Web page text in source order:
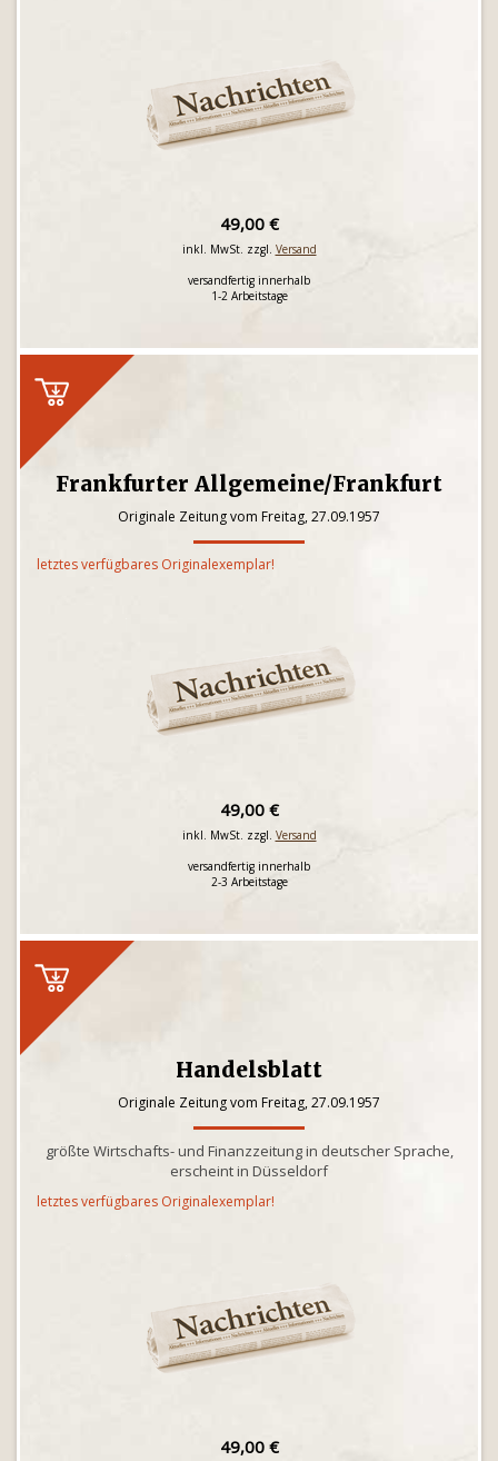
49,00 €
inkl. MwSt. zzgl. Versand
versandfertig innerhalb
1-2 Arbeitstage
Frankfurter Allgemeine/Frankfurt
Originale Zeitung vom Freitag, 27.09.1957
letztes verfügbares Originalexemplar!
49,00 €
inkl. MwSt. zzgl. Versand
versandfertig innerhalb
2-3 Arbeitstage
Handelsblatt
Originale Zeitung vom Freitag, 27.09.1957
größte Wirtschafts- und Finanzzeitung in deutscher Sprache,
erscheint in Düsseldorf
letztes verfügbares Originalexemplar!
49,00 €